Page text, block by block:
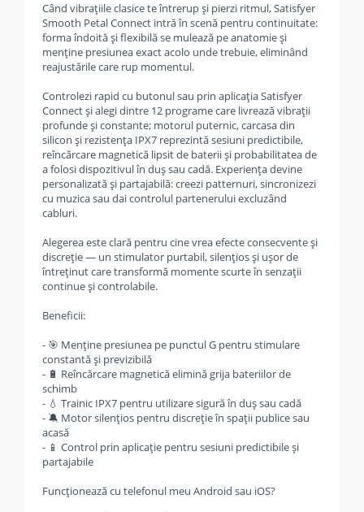
Când vibraţiile clasice te întrerup şi pierzi ritmul, Satisfyer
Smooth Petal Connect intră în scenă pentru continuitate:
forma îndoită şi flexibilă se mulează pe anatomie şi
menţine presiunea exact acolo unde trebuie, eliminând
reajustările care rup momentul.
Controlezi rapid cu butonul sau prin aplicaţia Satisfyer
Connect şi alegi dintre 12 programe care livrează vibraţii
profunde şi constante; motorul puternic, carcasa din
silicon şi rezistenţa IPX7 reprezintă sesiuni predictibile,
reîncărcare magnetică lipsit de baterii şi probabilitatea de
a folosi dispozitivul în duş sau cadă. Experienţa devine
personalizată şi partajabilă: creezi patternuri, sincronizezi
cu muzica sau dai controlul partenerului excluzând
cabluri.
Alegerea este clară pentru cine vrea efecte consecvente şi
discreţie — un stimulator purtabil, silenţios şi uşor de
întreţinut care transformă momente scurte în senzaţii
continue şi controlabile.
Beneficii:
- 🎯 Menţine presiunea pe punctul G pentru stimulare
constantă şi previzibilă
- 🔋 Reîncărcare magnetică elimină grija bateriilor de
schimb
- 💧 Trainic IPX7 pentru utilizare sigură în duş sau cadă
- 🔕 Motor silenţios pentru discreţie în spaţii publice sau
acasă
- 📱 Control prin aplicaţie pentru sesiuni predictibile şi
partajabile
Funcţionează cu telefonul meu Android sau iOS?